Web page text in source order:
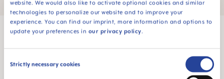
website. We would also like to activate optional cookies and similar
technologies to personalize our website and to improve your
experience. You can find our imprint, more information and options to
update your preferences in our privacy policy.
Consent
Strictly necessary cookies
MAM Babyartikel GesmbH